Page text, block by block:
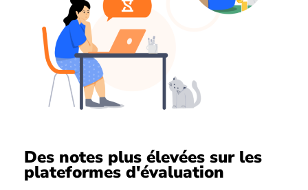
Des notes plus élevées sur les
plateformes d'évaluation